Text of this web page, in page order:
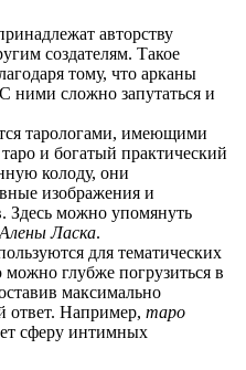
авторству
создателям. Такое
тому, что арканы
ними сложно запутаться и
тарологами, имеющими
и богатый практический
колоду, они
изображения и
Здесь можно упомянуть
Ласка.
для тематических
глубже погрузиться в
максимально
ответ. Например, таро
сферу интимных